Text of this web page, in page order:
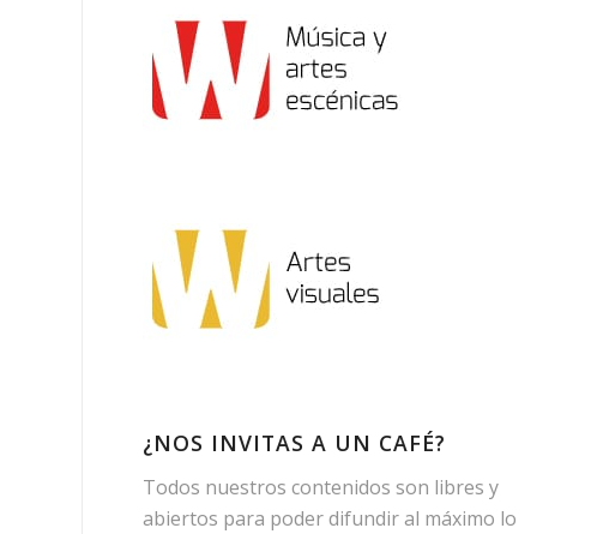
¿NOS INVITAS A UN CAFÉ?
Todos nuestros contenidos son libres y
abiertos para poder difundir al máximo lo